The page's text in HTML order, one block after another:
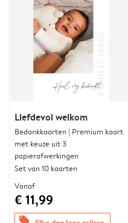
Liefdevol welkom
Bedankkaarten | Premium kaart
met keuze uit 3
papierafwerkingen
Set van 10 kaarten
Vanaf
€ 11,99
offers